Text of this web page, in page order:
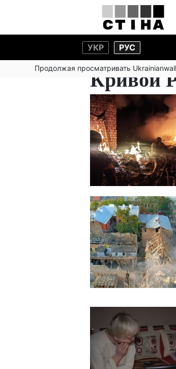
УКР РУС
Продолжая просматривать
Кривой